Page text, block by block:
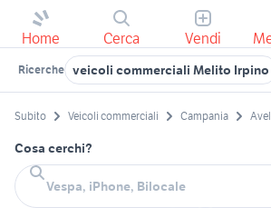
Home Cerca Vendi
Ricerche veicoli commerciali Melito Irpino
Subito Veicoli commerciali Campania
Cosa cerchi?